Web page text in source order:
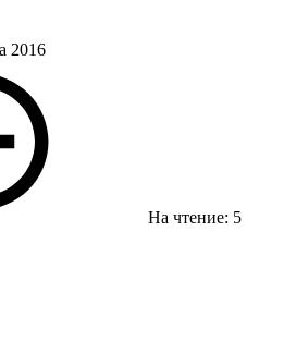
2016
На чтение: 5